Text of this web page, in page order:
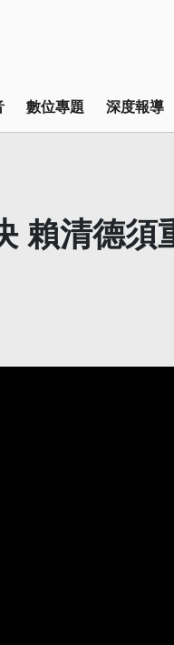
數位專題 深度報導
賴清德須